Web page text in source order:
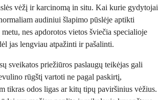
vėžį ir karcinomą in situ. Kai kurie gydytojai
audiniui šlapimo pūslėje aptikti
nes apdorotos vietos šviečia specialioje
jas lengviau atpažinti ir pašalinti.
sveikatos priežiūros paslaugų teikėjas gali
rūgštį vartoti ne pagal paskirtį,
tikras odos ligas ar kitų tipų paviršinius vėžius.